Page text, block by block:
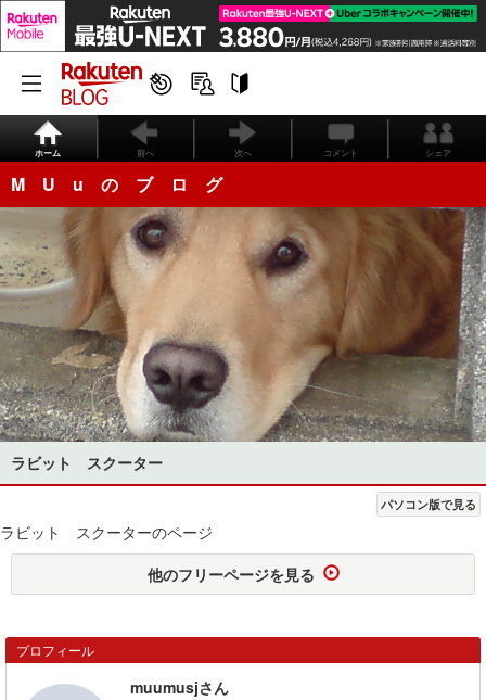
ホーム 前へ 次へ コメント シェア
M U u の ブ ロ グ
ラビット スクーター
パソコン版で見る
ラビット スクーターのページ
他のフリーページを見る
プロフィール
muumusjさん